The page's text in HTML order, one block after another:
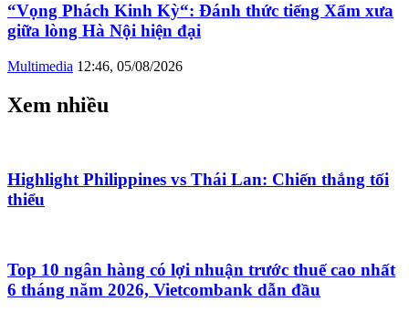
“Vọng Phách Kinh Kỳ“: Đánh thức tiếng Xẩm xưa
giữa lòng Hà Nội hiện đại
Multimedia 12:46, 05/08/2026
Xem nhiều
Highlight Philippines vs Thái Lan: Chiến thắng tối
thiểu
Top 10 ngân hàng có lợi nhuận trước thuế cao nhất
6 tháng năm 2026, Vietcombank dẫn đầu